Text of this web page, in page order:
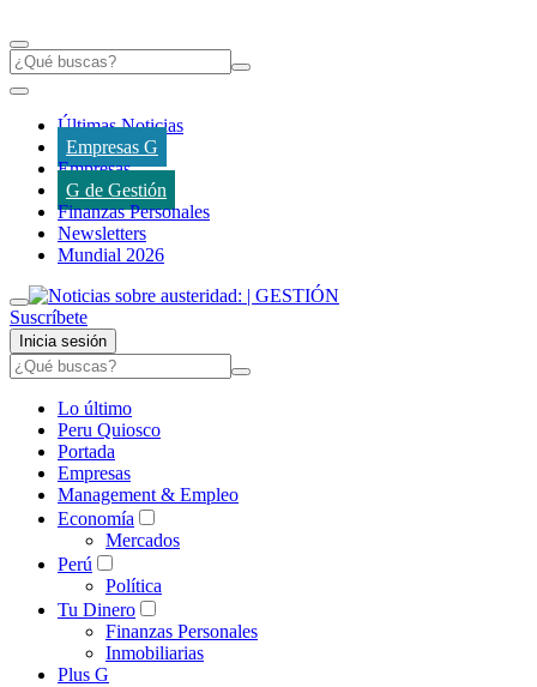
Últimas Noticias
Empresas G
Empresas
G de Gestión
Finanzas Personales
Newsletters
Mundial 2026
Suscríbete
Inicia sesión
Lo último
Peru Quiosco
Portada
Empresas
Management & Empleo
Economía
Mercados
Perú
Política
Tu Dinero
Finanzas Personales
Inmobiliarias
Plus G